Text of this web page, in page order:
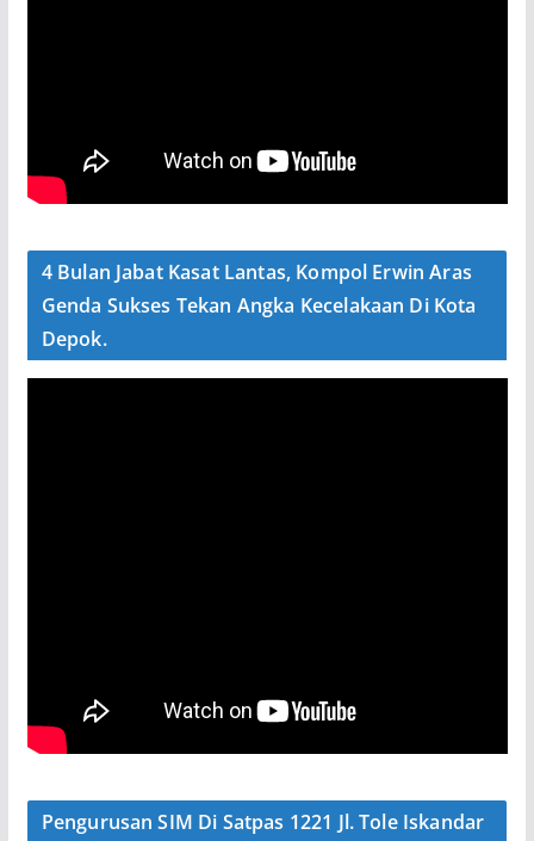
4 Bulan Jabat Kasat Lantas, Kompol Erwin Aras
Genda Sukses Tekan Angka Kecelakaan Di Kota
Depok.
Pengurusan SIM Di Satpas 1221 Jl. Tole Iskandar